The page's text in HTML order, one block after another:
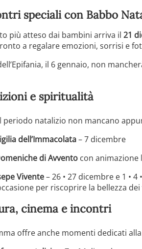
speciali con Babbo
più atteso dai bambini arriva il 21
a regalare emozioni, sorrisi e
il 6 gennaio, non
e spiritualità
periodo natalizio non mancano
dell’Immacolata– 7 dicembre
di Avvento con
Vivente– 26 • 27 dicembre e 1 • 4
per riscoprire la bellezza
cinema e incontri
offre anche momenti dedicati